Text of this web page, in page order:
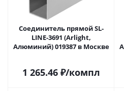
Соединитель прямой SL-
LINE-3691 (Arlight,
Алюминий) 019387 в Москве
1 265.46₽/компл